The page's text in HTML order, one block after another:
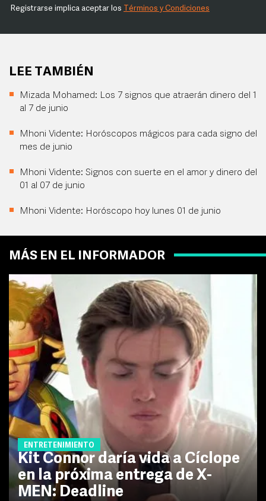
Registrarse implica aceptar los Términos y Condiciones
LEE TAMBIÉN
Mizada Mohamed: Los 7 signos que atraerán dinero del 1
al 7 de junio
Mhoni Vidente: Horóscopos mágicos para cada signo del
mes de junio
Mhoni Vidente: Signos con suerte en el amor y dinero del
01 al 07 de junio
Mhoni Vidente: Horóscopo hoy lunes 01 de junio
MÁS EN EL INFORMADOR
ENTRETENIMIENTO
Kit Connor daría vida a Cíclope
en la próxima entrega de X-
MEN: Deadline